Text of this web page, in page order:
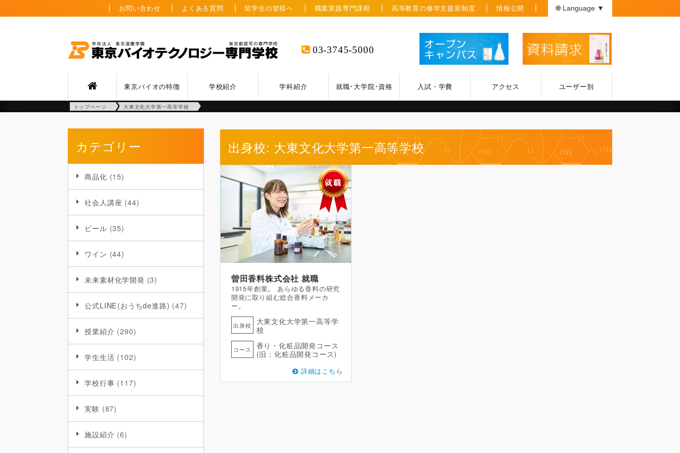
お問い合わせ よくある質問 留学生の皆様へ 職業実践専門課程 高等教育の修学支援新制度 情報公開 🌐 Language ▼
03-3745-5000
東京バイオの特徴 学校紹介 学科紹介 就職･大学院･資格 入試・学費 アクセス ユーザー別
トップページ 大東文化大学第一高等学校
カテゴリー
商品化 (15)
社会人講座 (44)
ビール (35)
ワイン (44)
未来素材化学開発 (3)
公式LINE(おうちde進路) (47)
授業紹介 (290)
学生生活 (102)
学校行事 (117)
実験 (87)
施設紹介 (6)
出身校: 大東文化大学第一高等学校
曽田香料株式会社 就職
1915年創業。 あらゆる香料の研究
開発に取り組む総合香料メーカ
ー。
出身校
大東文化大学第一高等学
校
コース
香り・化粧品開発コース
(旧：化粧品開発コース)
詳細はこちら